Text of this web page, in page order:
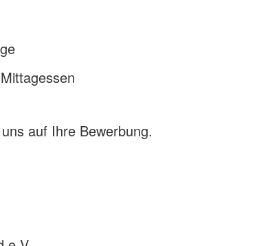
auf Ihre Bewerbung.